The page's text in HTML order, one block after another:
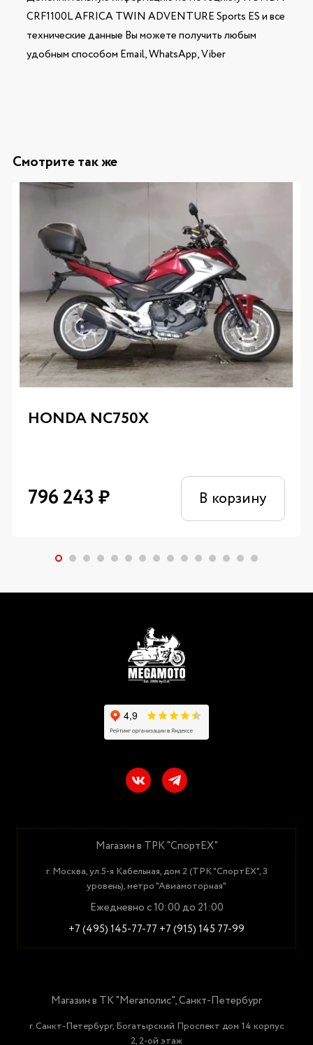
CRF1100L AFRICA TWIN ADVENTURE Sports ES и все
технические данные Вы можете получить любым
удобным способом Email, WhatsApp, Viber
Смотрите так же
HONDA NC750X
796 243 ₽ В корзину
Магазин в ТРК "СпортЕХ"
г. Москва, ул.5-я Кабельная, дом 2 (ТРК "СпортЕХ", 3
уровень), метро "Авиамоторная"
Ежедневно с 10:00 до 21:00
+7 (495) 145-77-77 +7 (915) 145 77-99
Магазин в ТК "Мегаполис", Санкт-Петербург
г. Санкт-Петербург, Богатырский Проспект дом 14 корпус
2, 2-ой этаж